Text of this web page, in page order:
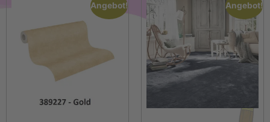
Angebot! Angebot!